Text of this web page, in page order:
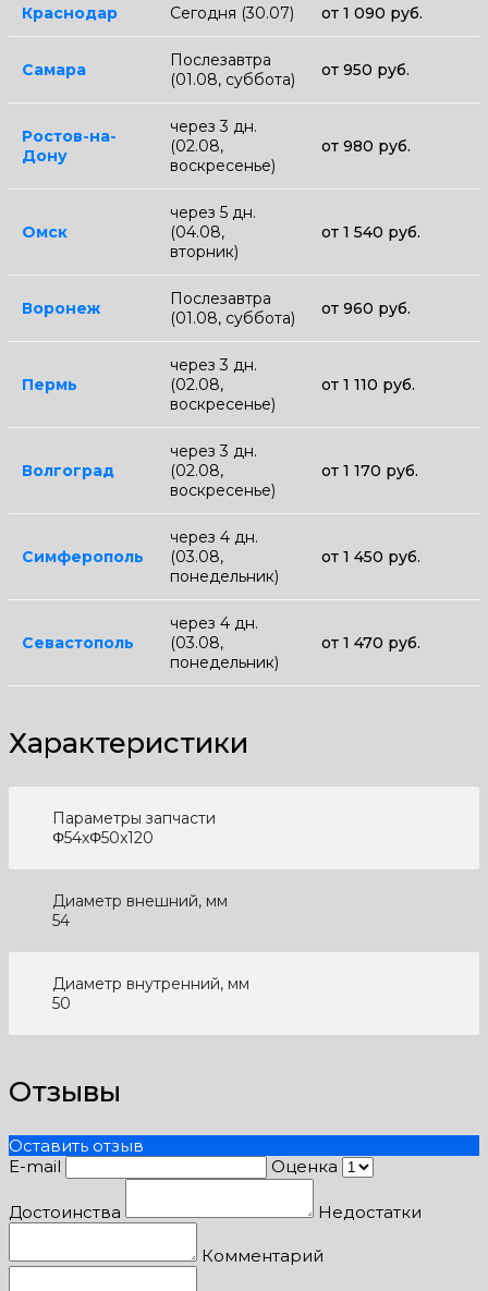
Краснодар Сегодня (30.07) от 1 090 руб.
Самара
Послезавтра
(01.08, суббота)
от 950 руб.
Ростов-на-
Дону
через 3 дн.
(02.08,
воскресенье)
от 980 руб.
Омск
через 5 дн.
(04.08,
вторник)
от 1 540 руб.
Воронеж
Послезавтра
(01.08, суббота)
от 960 руб.
Пермь
через 3 дн.
(02.08,
воскресенье)
от 1 110 руб.
Волгоград
через 3 дн.
(02.08,
воскресенье)
от 1 170 руб.
Симферополь
через 4 дн.
(03.08,
понедельник)
от 1 450 руб.
Севастополь
через 4 дн.
(03.08,
понедельник)
от 1 470 руб.
Характеристики
Параметры запчасти
Φ54xΦ50x120
Диаметр внешний, мм
54
Диаметр внутренний, мм
50
Отзывы
Оставить отзыв
E-mail
Оценка
Достоинства Недостатки
Комментарий